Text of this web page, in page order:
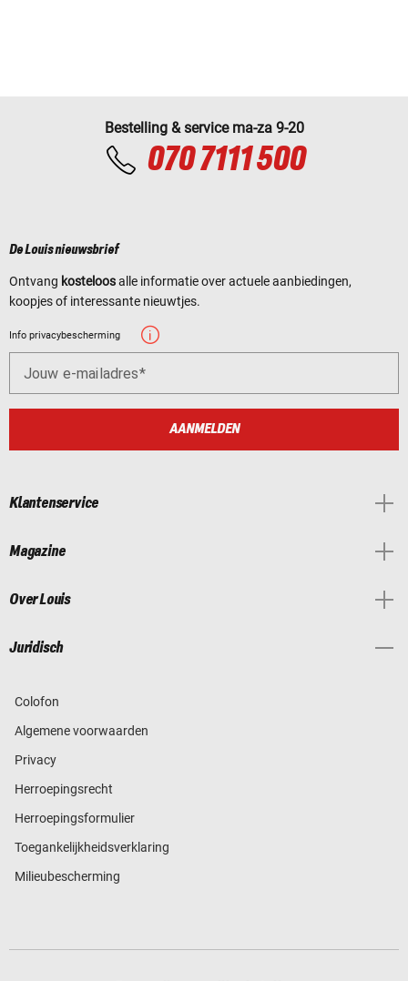
Bestelling & service ma-za 9-20
070 7111 500
De Louis nieuwsbrief
Ontvang kosteloosalle informatie over actuele aanbiedingen,
koopjes of interessante nieuwtjes.
Info privacybescherming
Jouw e-mailadres
AANMELDEN
Klantenservice
Magazine
Over Louis
Juridisch
Colofon
Algemene voorwaarden
Privacy
Herroepingsrecht
Herroepingsformulier
Toegankelijkheidsverklaring
Milieubescherming